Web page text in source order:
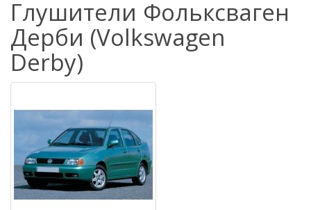
Глушители Фольксваген
Дерби (Volkswagen
Derby)